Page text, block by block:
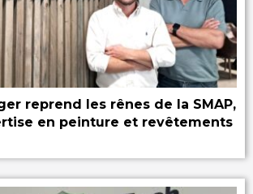
reprend les rênes de la SMAP,
en peinture et revêtements